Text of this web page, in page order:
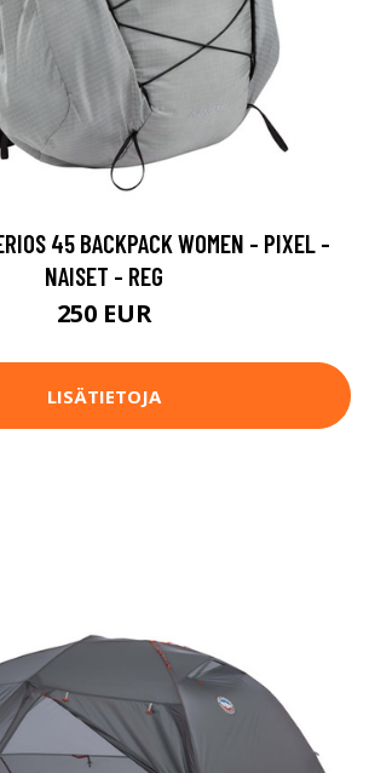
45 BACKPACK WOMEN - PIXEL -
NAISET - REG
250 EUR
LISÄTIETOJA